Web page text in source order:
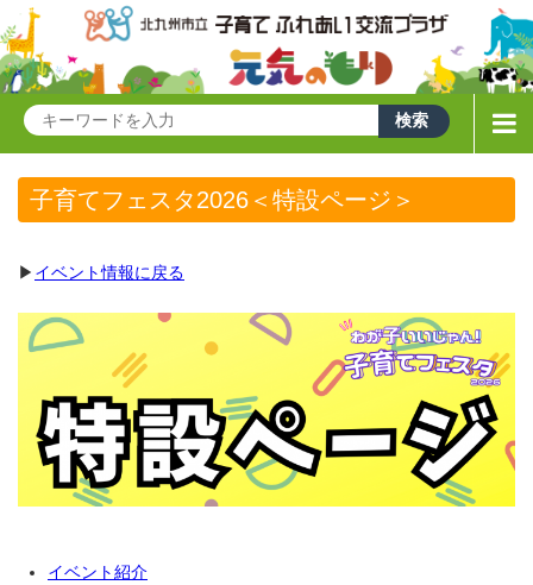
子育てフェスタ2026＜特設ページ＞
▶ イベント情報に戻る
イベント紹介